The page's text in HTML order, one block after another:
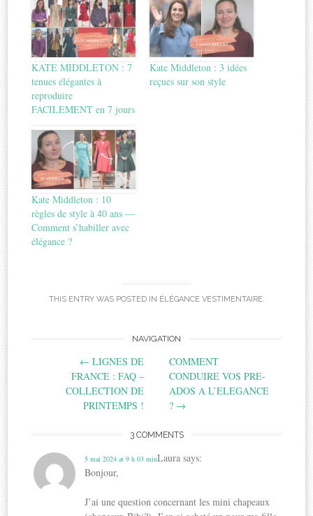
KATE MIDDLETON : 7
tenues élégantes à
reproduire
FACILEMENT en 7 jours
Kate Middleton : 3 idées
reçues sur son style
Kate Middleton : 10
règles de style à 40 ans —
Comment s’habiller avec
élégance ?
THIS ENTRY WAS POSTED IN ÉLÉGANCE VESTIMENTAIRE.
navigation
NAVIGATION
← LIGNES DE
FRANCE : FAQ –
COLLECTION DE
PRINTEMPS !
COMMENT
CONDUIRE VOS PRE-
ADOS A L’ELEGANCE
? →
3 COMMENTS
Laura says:
5 mai 2024 at 9 h 03 min
Bonjour,
J’ai une question concernant les mini chapeaux